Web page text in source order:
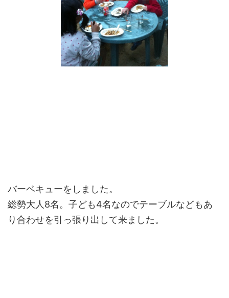
バーベキューをしました。
総勢大人8名。子ども4名なのでテーブルなどもあ
り合わせを引っ張り出して来ました。